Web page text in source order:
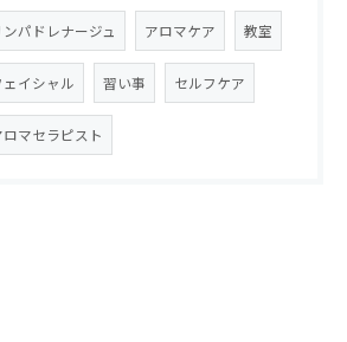
ンパドレナージュ アロマケア 教室
ェイシャル 習い事 セルフケア
ロマセラピスト